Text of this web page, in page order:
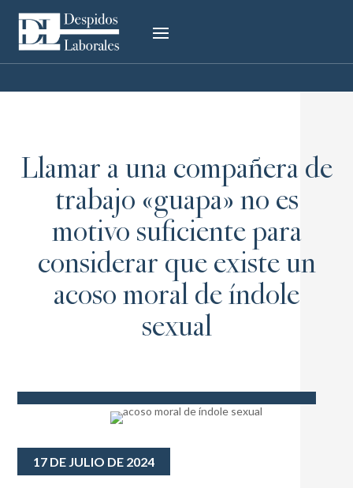
Llamar a una compañera de
trabajo «guapa» no es
motivo suficiente para
considerar que existe un
acoso moral de índole
sexual
17 DE JULIO DE 2024